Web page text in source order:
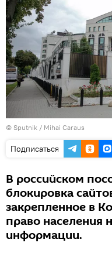
© Sputnik / Mihai Caraus
Подписаться
В российском
блокировка
закрепленное в
право населения
информации.